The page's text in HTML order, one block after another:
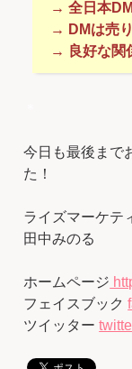
→ 全日本
→ DMは売
→ 良好な関
今日も最後まで
た！
ライズマーケテ
田中みのる
ホームページ
フェイスブック
ツイッター